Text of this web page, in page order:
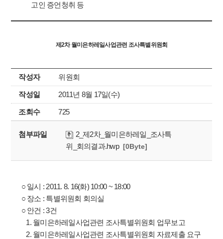
고인 증언청취 등
제2차 월미은하레일사업관련 조사특별위원회
작성자 위원회
작성일 2011년 8월 17일(수)
조회수 725
첨부파일
2_제2차_월미은하레일_조사특
위_회의결과.hwp
[0Byte]
○ 일시 : 2011. 8. 16(화) 10:00 ~ 18:00
○ 장소 : 특별위원회 회의실
○ 안건 : 3건
1. 월미은하레일사업관련 조사특별위원회 업무보고
2. 월미은하레일사업관련 조사특별위원회 자료제출 요구